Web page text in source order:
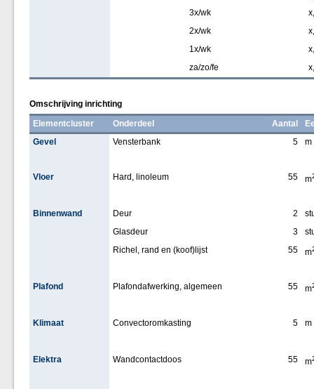
3x/wk
2x/wk
1x/wk
za/zo/fe
Omschrijving inrichting
Elementcluster
Onderdeel Aantal
Gevel
Vensterbank 5 m
Vloer Hard, linoleum 55 m
Binnenwand Deur 2
Glasdeur
3
Richel, rand en (koof)lijst
55 m
Plafond Plafondafwerking, algemeen 55 m
Klimaat Convectoromkasting 5 m
Elektra Wandcontactdoos 55 m